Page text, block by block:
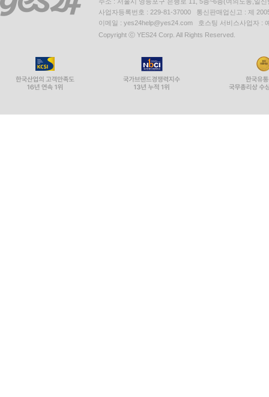
사업자등록번호 : 229-81-37000 통신판매업신고 : 제
이메일 : yes24help@yes24.com 호스팅 서비스사업자 :
Copyright ⓒ YES24 Corp. All Rights Reserved.